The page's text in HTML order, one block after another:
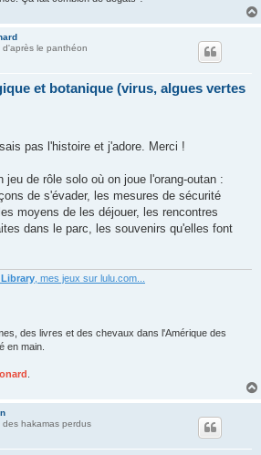
d'après le panthéon
et botanique (virus, algues vertes
pas l'histoire et j'adore. Merci !
jeu de rôle solo où on joue l'orang-outan :
de s'évader, les mesures de sécurité
moyens de les déjouer, les rencontres
dans le parc, les souvenirs qu'elles font
Library, mes jeux sur lulu.com...
des livres et des chevaux dans l'Amérique des
en main.
.
des hakamas perdus